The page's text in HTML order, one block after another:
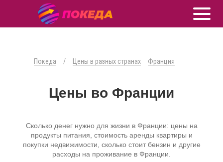
Покеда / Цены в разных странах Франция
Цены во Франции
Сколько денег нужно для жизни в Франции: цены на
продукты питания, стоимость аренды квартиры и
покупки недвижимости, сколько стоит бензин и другие
расходы на проживание в Франции.